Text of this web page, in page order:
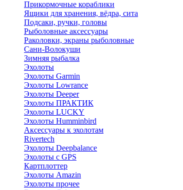
Прикормочные кораблики
Ящики для хранения, вёдра, сита
Подсаки, ручки, головы
Рыболовные аксессуары
Раколовки, экраны рыболовные
Сани-Волокуши
Зимняя рыбалка
Эхолоты
Эхолоты Garmin
Эхолоты Lowrance
Эхолоты Deeper
Эхолоты ПРАКТИК
Эхолоты LUCKY
Эхолоты Humminbird
Аксессуары к эхолотам
Rivertech
Эхолоты Deepbalance
Эхолоты с GPS
Картплоттер
Эхолоты Amazin
Эхолоты прочее